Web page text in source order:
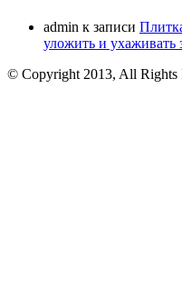
admin к записи
уложить и ухаживать
© Copyright 2013, All Rights